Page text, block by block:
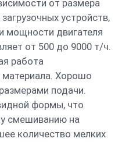
от размера
устройств,
мощности двигателя
от 500 до 9000 т/ч.
работа
Хорошо
подачи.
формы, что
смешиванию на
количество мелких